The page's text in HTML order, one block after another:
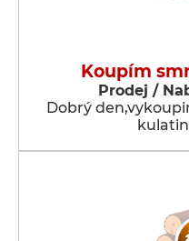
Koupím
Prodej /
Dobrý